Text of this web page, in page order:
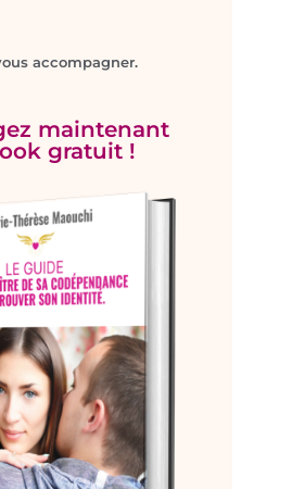
accompagner.
maintenant
gratuit !